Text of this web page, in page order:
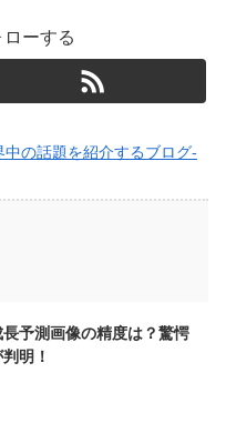
ーする
中の話題を紹介するブログ-
予測画像の精度は？驚愕
明！